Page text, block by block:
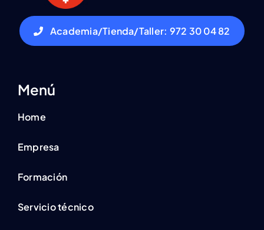
Academia/Tienda/Taller: 972 30 04 82
Menú
Home
Empresa
Formación
Servicio técnico